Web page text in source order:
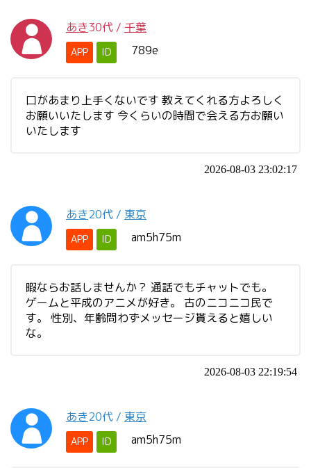
あき30代 / 千葉
APP ID 789e
口があまり上手くないです 教えてくれる方よろしく
お願いいたします 今くらいの時間で会える方お願い
いたします
2026-08-03 23:02:17
あき20代 / 東京
APP ID am5h75m
暇ならお話しませんか？ 通話でもチャットでも。
ゲームと平成のアニメが好き。 古のニコニコ民で
す。 性別、年齢問わずメッセージ貰えると嬉しい
な。
2026-08-03 22:19:54
あき20代 / 東京
APP ID am5h75m